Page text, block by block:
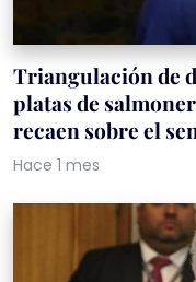
Triangulación de
platas de
recaen sobre el
Hace 1 mes